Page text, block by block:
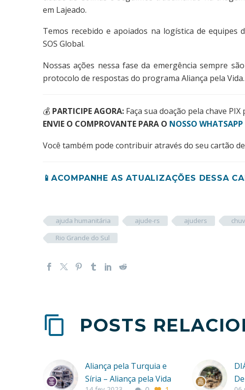
em Lajeado.
Temos recebido e apoiados na logística de equipes
SOS Global.
Nossas ações nessa fase da emergência sempre
protocolo de respostas do programa Aliança pela Vida.
💰 PARTICIPE AGORA: Faça sua doação pela chave PIX
ENVIE O COMPROVANTE PARA O NOSSO
Você também pode contribuir através do seu cartão
📱ACOMPANHE AS ATUALIZAÇÕES DESSA
ajuda humanitária ajude-rs ajuders
Rio Grande do Sul
POSTS
Aliança pela Turquia e
Síria – Aliança pela Vida